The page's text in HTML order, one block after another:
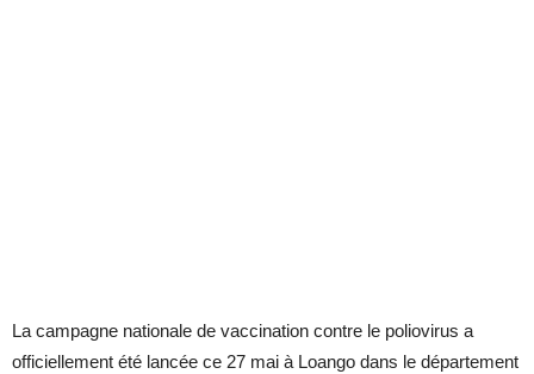
La campagne nationale de vaccination contre le poliovirus a
officiellement été lancée ce 27 mai à Loango dans le département